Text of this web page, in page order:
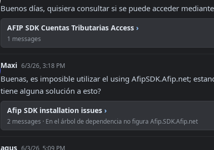
Buenos días, quisiera consultar si se puede acceder
AFIP SDK Cuentas Tributarias Access ›
1 messages
Maxi 6/3/26, 3:18 PM
Buenas, es imposible utilizar el using AfipSDK.Afip.net;
tiene alguna solución a esto?
Afip SDK installation issues ›
2 messages · En el árbol de dependencia no figura Afip.SDK.Afip.net
agus 6/3/26, 5:09 PM